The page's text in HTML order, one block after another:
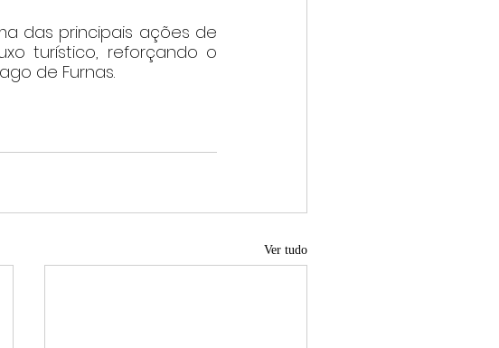
das principais ações de
turístico, reforçando o
de Furnas.
Ver tudo